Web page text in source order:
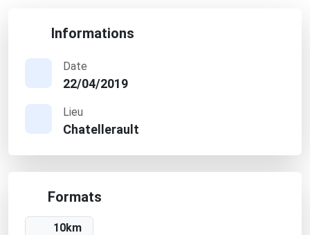
Informations
Date
22/04/2019
Lieu
Chatellerault
Formats
10km